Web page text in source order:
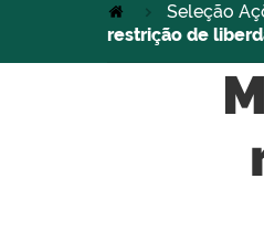
Seleção
restrição de